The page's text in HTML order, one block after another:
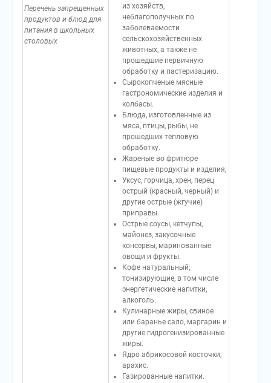
Перечень запрещенных
продуктов и блюд для
питания в школьных
столовых
из хозяйств,
неблагополучных по
заболеваемости
сельскохозяйственных
животных, а также не
прошедшие первичную
обработку и пастеризацию.
Сырокопченые мясные
гастрономические изделия и
колбасы.
Блюда, изготовленные из
мяса, птицы, рыбы, не
прошедших тепловую
обработку.
Жареные во фритюре
пищевые продукты и изделия;
Уксус, горчица, хрен, перец
острый (красный, черный) и
другие острые (жгучие)
приправы.
Острые соусы, кетчупы,
майонез, закусочные
консервы, маринованные
овощи и фрукты.
Кофе натуральный;
тонизирующие, в том числе
энергетические напитки,
алкоголь.
Кулинарные жиры, свиное
или баранье сало, маргарин и
другие гидрогенизированные
жиры.
Ядро абрикосовой косточки,
арахис.
Газированные напитки.